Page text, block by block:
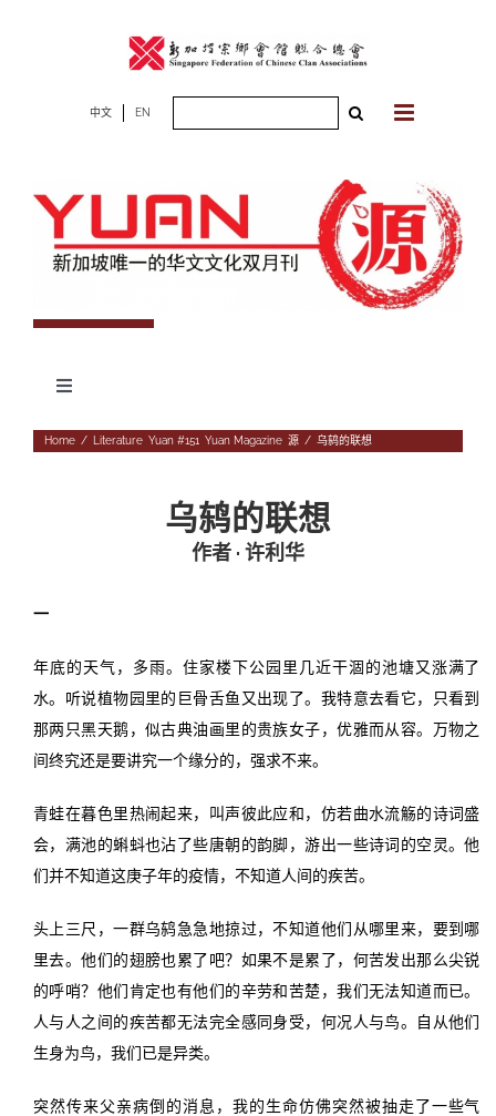
中文 EN
Toggle
专题
历史
文学
180期
179期
178期
177期
“本土文学”栏目征稿
《源》杂志简介
编委会
联系我们
登录
{username} | 退出
Home / Literature, Yuan #151 Yuan Magazine, 源 / 乌鸫的联想
乌鸫的联想
作者 · 许利华
一
年底的天气，多雨。住家楼下公园里几近干涸的池塘又涨满了
水。听说植物园里的巨骨舌鱼又出现了。我特意去看它，只看到
那两只黑天鹅，似古典油画里的贵族女子，优雅而从容。万物之
间终究还是要讲究一个缘分的，强求不来。
青蛙在暮色里热闹起来，叫声彼此应和，仿若曲水流觞的诗词盛
会，满池的蝌蚪也沾了些唐朝的韵脚，游出一些诗词的空灵。他
们并不知道这庚子年的疫情，不知道人间的疾苦。
头上三尺，一群乌鸫急急地掠过，不知道他们从哪里来，要到哪
里去。他们的翅膀也累了吧？如果不是累了，何苦发出那么尖锐
的呼哨？他们肯定也有他们的辛劳和苦楚，我们无法知道而已。
人与人之间的疾苦都无法完全感同身受，何况人与鸟。自从他们
生身为鸟，我们已是异类。
突然传来父亲病倒的消息，我的生命仿佛突然被抽走了一些气